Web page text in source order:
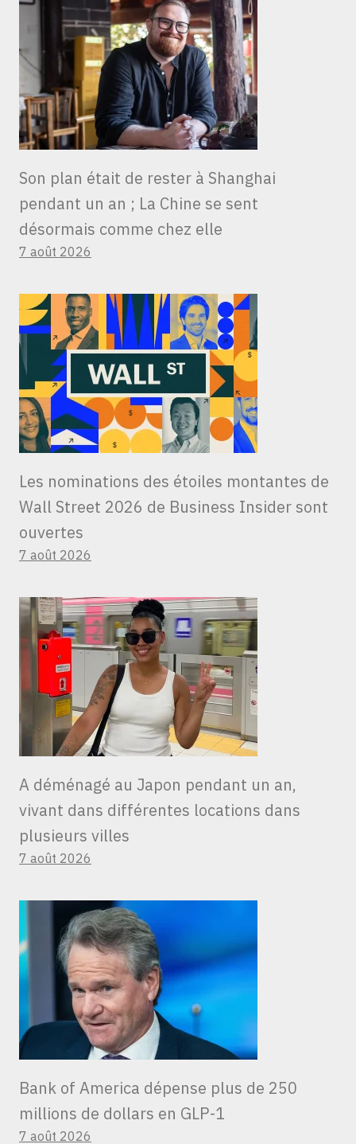
Son plan était de rester à Shanghai
pendant un an ; La Chine se sent
désormais comme chez elle
7 août 2026
Les nominations des étoiles montantes de
Wall Street 2026 de Business Insider sont
ouvertes
7 août 2026
A déménagé au Japon pendant un an,
vivant dans différentes locations dans
plusieurs villes
7 août 2026
Bank of America dépense plus de 250
millions de dollars en GLP-1
7 août 2026